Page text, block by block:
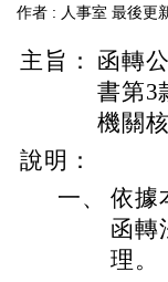
作者 : 人事室 最後更
主旨：
函轉
書第3
機關
說明：
一、
依據
函轉
理。